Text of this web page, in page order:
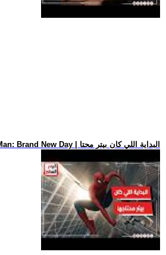
.. فيلم Spider-Man: Brand New Day | البداية اللي كان بيتر محتا